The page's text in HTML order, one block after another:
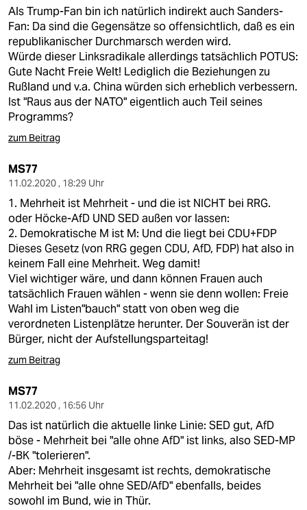
Als Trump-Fan bin ich natürlich indirekt auch Sanders-
Fan: Da sind die Gegensätze so offensichtlich, daß es ein
republikanischer Durchmarsch werden wird.
Würde dieser Linksradikale allerdings tatsächlich POTUS:
Gute Nacht Freie Welt! Lediglich die Beziehungen zu
Rußland und v.a. China würden sich erheblich verbessern.
Ist "Raus aus der NATO" eigentlich auch Teil seines
Programms?
zum Beitrag
MS77
11.02.2020 , 18:29 Uhr
1. Mehrheit ist Mehrheit - und die ist NICHT bei RRG.
oder Höcke-AfD UND SED außen vor lassen:
2. Demokratische M ist M: Und die liegt bei CDU+FDP
Dieses Gesetz (von RRG gegen CDU, AfD, FDP) hat also in
keinem Fall eine Mehrheit. Weg damit!
Viel wichtiger wäre, und dann können Frauen auch
tatsächlich Frauen wählen - wenn sie denn wollen: Freie
Wahl im Listen"bauch" statt von oben weg die
verordneten Listenplätze herunter. Der Souverän ist der
Bürger, nicht der Aufstellungsparteitag!
zum Beitrag
MS77
11.02.2020 , 16:56 Uhr
Das ist natürlich die aktuelle linke Linie: SED gut, AfD
böse - Mehrheit bei "alle ohne AfD" ist links, also SED-MP
/-BK "tolerieren".
Aber: Mehrheit insgesamt ist rechts, demokratische
Mehrheit bei "alle ohne SED/AfD" ebenfalls, beides
sowohl im Bund, wie in Thür.